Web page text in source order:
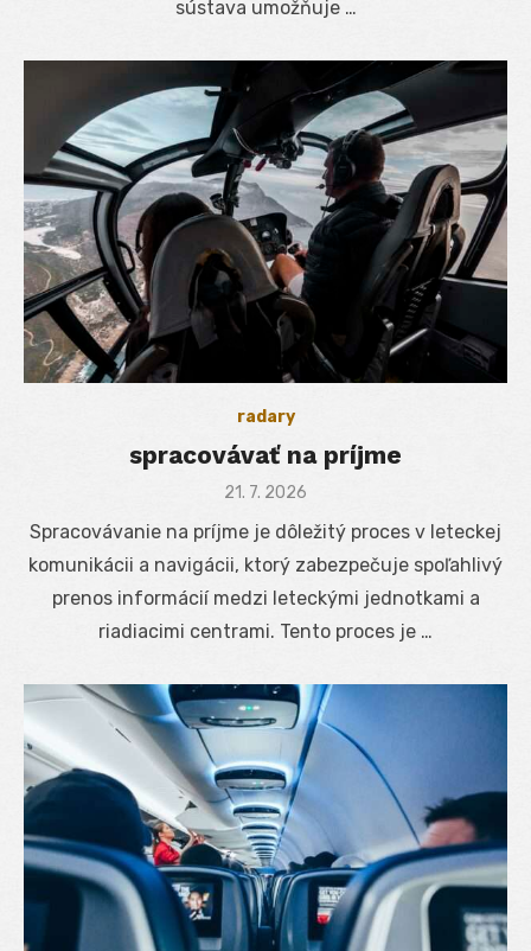
sústava umožňuje …
radary
spracovávať na príjme
Posted
21. 7. 2026
Spracovávanie na príjme je dôležitý proces v leteckej
komunikácii a navigácii, ktorý zabezpečuje spoľahlivý
prenos informácií medzi leteckými jednotkami a
riadiacimi centrami. Tento proces je …